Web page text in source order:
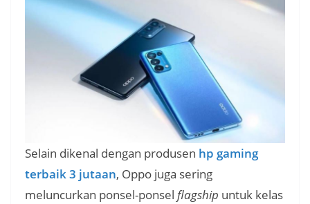
Selain dikenal dengan produsen hp gaming
terbaik 3 jutaan, Oppo juga sering
meluncurkan ponsel-ponsel flagship untuk kelas